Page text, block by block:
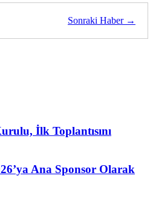
Sonraki Haber →
İlk Toplantısını
Ana Sponsor Olarak